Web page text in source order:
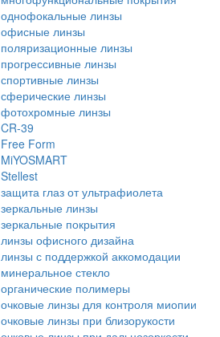
однофокальные линзы
офисные линзы
поляризационные линзы
прогрессивные линзы
спортивные линзы
сферические линзы
фотохромные линзы
CR-39
Free Form
MiYOSMART
Stellest
защита глаз от ультрафиолета
зеркальные линзы
зеркальные покрытия
линзы офисного дизайна
линзы с поддержкой аккомодации
минеральное стекло
органические полимеры
очковые линзы для контроля миопии
очковые линзы при близорукости